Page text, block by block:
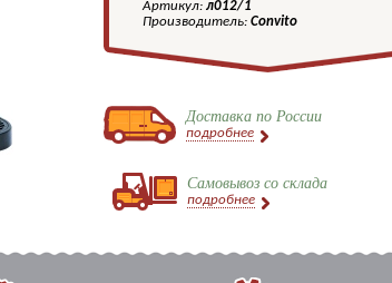
Артикул: л012/1
Производитель: Convito
Доставка по России
подробнее
Самовывоз со склада
подробнее